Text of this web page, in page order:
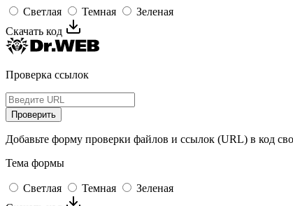
Светлая Темная
Зеленая
Скачать код
Проверка ссылок
Проверить
Добавьте форму проверки файлов и ссылок (URL) в код
Тема формы
Светлая Темная
Зеленая